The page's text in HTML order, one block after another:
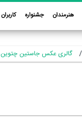
هنرمندان جشنواره کاربران
گالری عکس جاستین چتوین